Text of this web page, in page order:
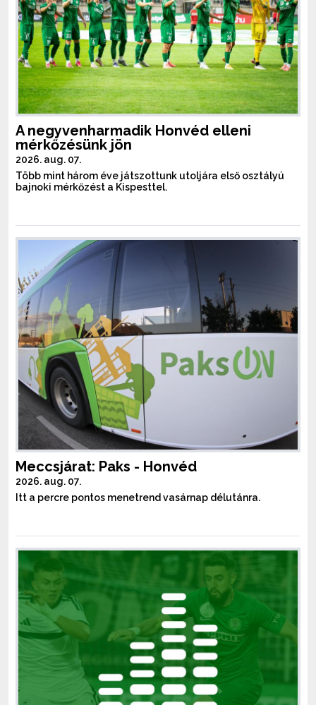
A negyvenharmadik Honvéd elleni
mérkőzésünk jön
2026. aug. 07.
Több mint három éve játszottunk utoljára első osztályú
bajnoki mérkőzést a Kispesttel.
Meccsjárat: Paks - Honvéd
2026. aug. 07.
Itt a percre pontos menetrend vasárnap délutánra.